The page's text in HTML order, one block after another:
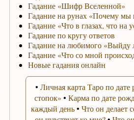
Гадание «Шифр Вселенной»
Гадание на рунах «Почему мы
Гадание «Что в глазах, что на
Гадание по кругу ответов
Гадание на любимого «Выйду
Гадание «Что со мной
Новые гадания онлайн
• Личная карта Таро по дате
стопок» • Карма по дате
каждый день• Что он делает